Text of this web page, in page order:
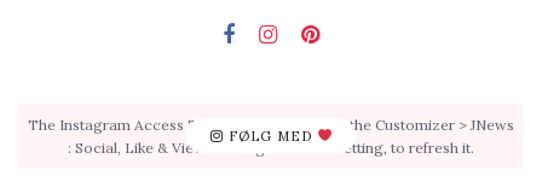
FØLG MED
The Instagram Access Token is expired, Go to the Customizer > JNews
: Social, Like & View > Instagram Feed Setting, to refresh it.